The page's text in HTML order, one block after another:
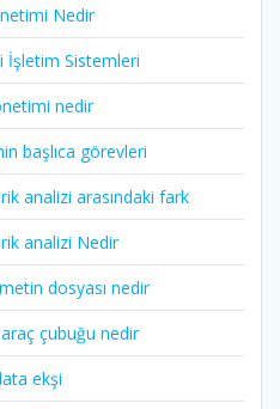
Nedir
İşletim Sistemleri
nedir
başlıca görevleri
analizi arasındaki fark
analizi Nedir
dosyası nedir
çubuğu nedir
ekşi